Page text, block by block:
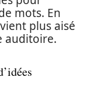
mots. En
plus aisé
auditoire.